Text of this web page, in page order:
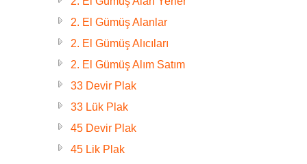
2. El Gümüş Alanlar
2. El Gümüş Alıcıları
2. El Gümüş Alım Satım
33 Devir Plak
33 Lük Plak
45 Devir Plak
45 Lik Plak